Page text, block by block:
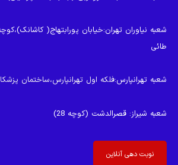
شعبه نیاوران تهران:خیابان پورابتهاج(
طائی
شعبه تهرانپارس:فلکه اول تهرانپارس،ساختمان
شعبه شیراز: قصرالدشت (کوچه 28)
نوبت دهی آنلاین